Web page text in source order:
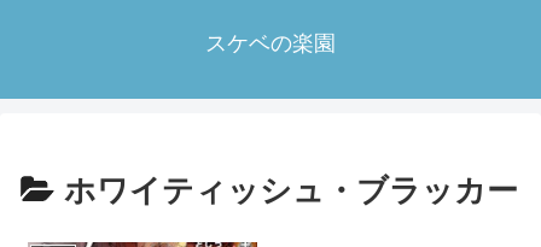
スケベの楽園
ホワイティッシュ・ブラッカー